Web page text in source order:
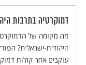
לגבי חג השבועות.
דמוקרטיה בתרבות
מה מקומה של
היהודית-ישראלית?
עוקבים אחר קולות